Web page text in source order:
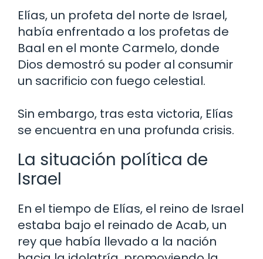
Elías, un profeta del norte de Israel,
había enfrentado a los profetas de
Baal en el monte Carmelo, donde
Dios demostró su poder al consumir
un sacrificio con fuego celestial.
Sin embargo, tras esta victoria, Elías
se encuentra en una profunda crisis.
La situación política de
Israel
En el tiempo de Elías, el reino de Israel
estaba bajo el reinado de Acab, un
rey que había llevado a la nación